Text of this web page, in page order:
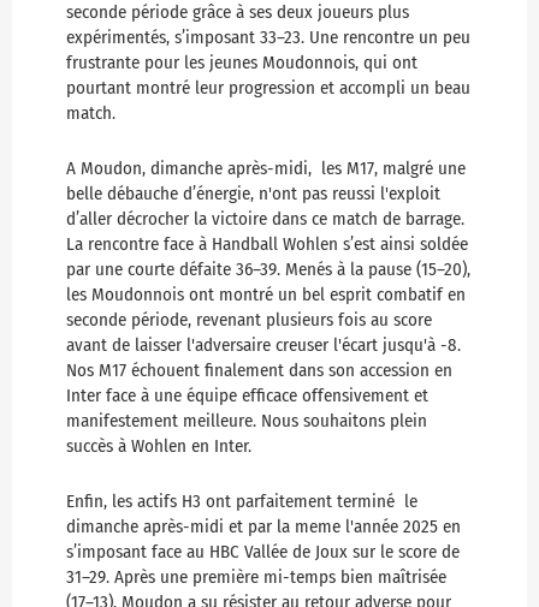
seconde période grâce à ses deux joueurs plus
expérimentés, s’imposant 33–23. Une rencontre un peu
frustrante pour les jeunes Moudonnois, qui ont
pourtant montré leur progression et accompli un beau
match.
A Moudon, dimanche après-midi, les M17, malgré une
belle débauche d’énergie, n'ont pas reussi l'exploit
d’aller décrocher la victoire dans ce match de barrage.
La rencontre face à Handball Wohlen s’est ainsi soldée
par une courte défaite 36–39. Menés à la pause (15–20),
les Moudonnois ont montré un bel esprit combatif en
seconde période, revenant plusieurs fois au score
avant de laisser l'adversaire creuser l'écart jusqu'à -8.
Nos M17 échouent finalement dans son accession en
Inter face à une équipe efficace offensivement et
manifestement meilleure. Nous souhaitons plein
succès à Wohlen en Inter.
Enfin, les actifs H3 ont parfaitement terminé le
dimanche après-midi et par la meme l'année 2025 en
s’imposant face au HBC Vallée de Joux sur le score de
31–29. Après une première mi-temps bien maîtrisée
(17–13), Moudon a su résister au retour adverse pour